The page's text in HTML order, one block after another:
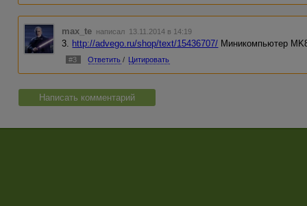
max_te написал 13.11.2014 в 14:19
3. http://advego.ru/shop/text/15436707/ Миникомпьютер
#3 Ответить / Цитировать
Написать комментарий